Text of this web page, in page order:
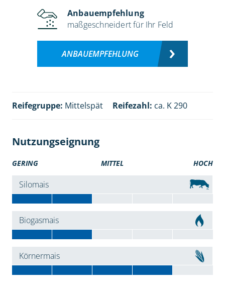
Anbauempfehlung
maßgeschneidert für Ihr Feld
ANBAUEMPFEHLUNG
Reifegruppe: Mittelspät Reifezahl: ca. K 290
Nutzungseignung
GERING MITTEL HOCH
Silomais
Biogasmais
Körnermais